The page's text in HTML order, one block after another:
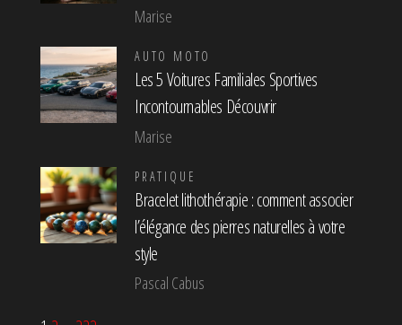
Marise
AUTO MOTO
Les 5 Voitures Familiales Sportives
Incontournables Découvrir
Marise
PRATIQUE
Bracelet lithothérapie : comment associer
l’élégance des pierres naturelles à votre
style
Pascal Cabus